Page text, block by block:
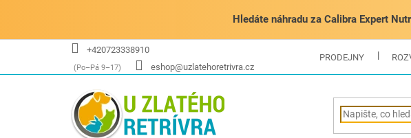
Hledáte náhradu za Calibra Expert
+420723338910
eshop@uzlatehoretrivra.cz
PRODEJNY